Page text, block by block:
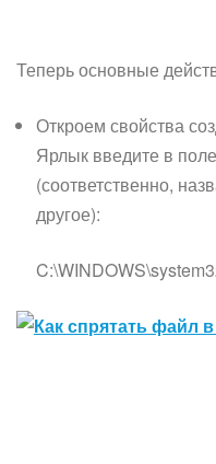
Теперь основные
Откроем свойства
Ярлык введите в
(соответственно,
другое):